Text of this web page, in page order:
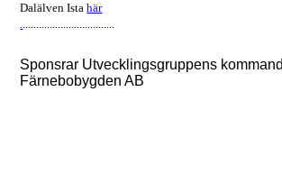
Dalälven Istahär
...................................
Sponsrar Utvecklingsgruppens
Färnebobygden AB